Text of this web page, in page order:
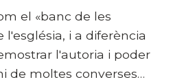
el «banc de les
i a diferència
l'autoria i poder
de moltes converses…